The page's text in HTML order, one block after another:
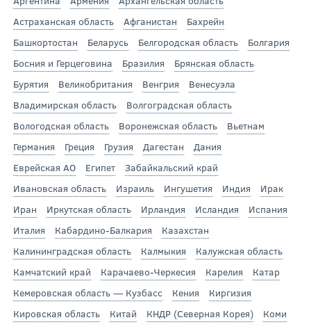
Астраханская область
Афганистан
Бахрейн
Башкортостан
Беларусь Белгородская область
Болгария
Босния и Герцеговина
Бразилия
Брянская область
Бурятия
Великобритания Венгрия
Венесуэла
Владимирская область
Волгоградская область
Вологодская область
Воронежская область
Вьетнам
Германия
Греция Грузия Дагестан
Дания
Еврейская АО
Египет
Забайкальский край
Ивановская область
Израиль Ингушетия Индия
Ирак
Иран
Иркутская область Ирландия Исландия
Испания
Италия
Кабардино-Балкария
Казахстан
Калининградская область
Калмыкия
Калужская область
Камчатский край
Карачаево-Черкесия Карелия
Катар
Кемеровская область — Кузбасс
Кения
Киргизия
Кировская область
Китай КНДР (Северная Корея)
Коми